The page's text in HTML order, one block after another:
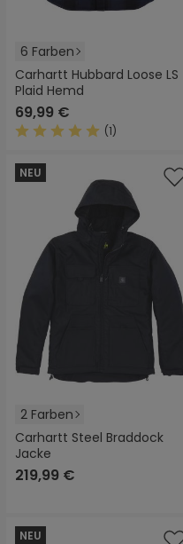
6 Farben
Carhartt Hubbard Loose LS
Plaid Hemd
69,99 €
(1)
NEU
2 Farben
Carhartt Steel Braddock
Jacke
219,99 €
NEU